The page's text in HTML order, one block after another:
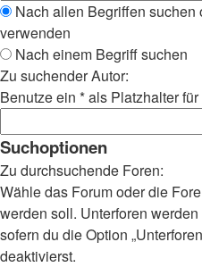
Nach allen Begriffen
verwenden
Nach einem Begriff suchen
Zu suchender Autor:
Benutze ein * als Platzhalter
Suchoptionen
Zu durchsuchende Foren:
Wähle das Forum oder die
werden soll. Unterforen
sofern du die Option
deaktivierst.